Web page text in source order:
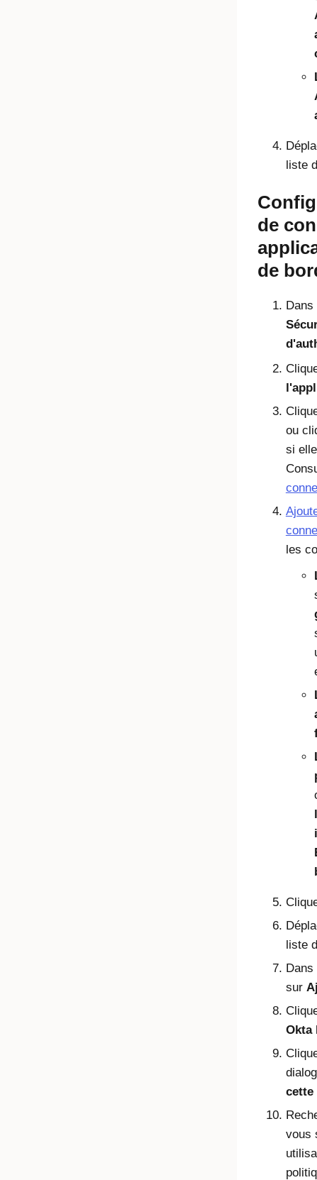
liste
de
de
Dans
ou
si
les
liste
sur
Okta
cette
vous